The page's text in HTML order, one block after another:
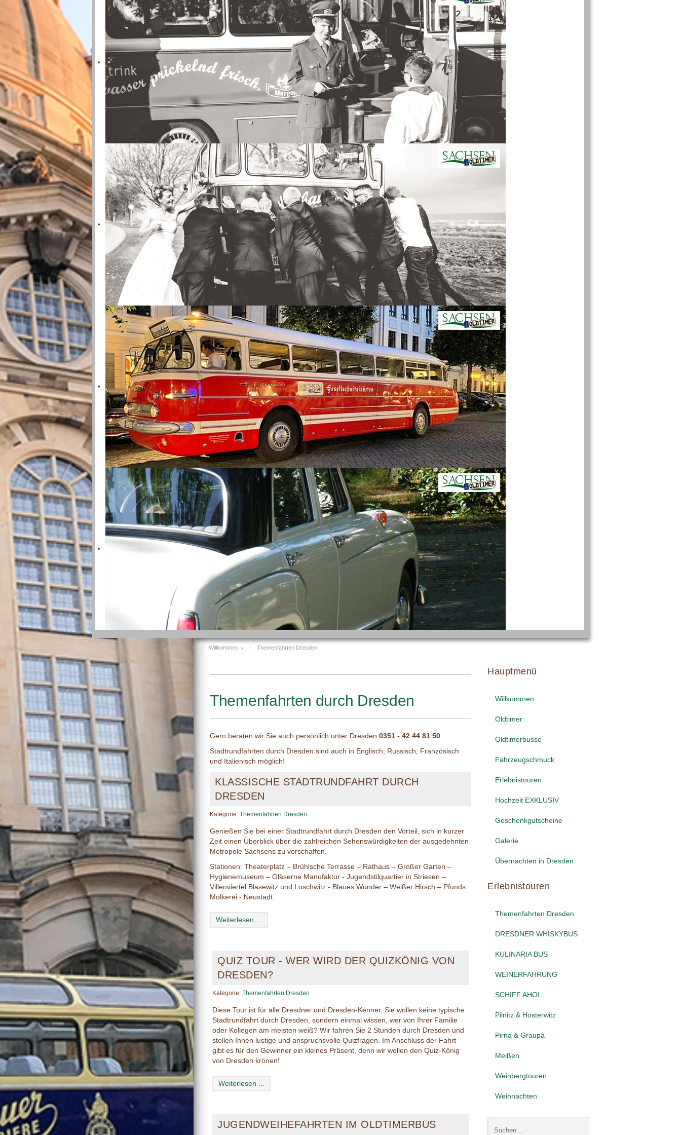
Willkommen Themenfahrten Dresden
Hauptmenü
Willkommen
Oldtimer
Oldtimerbusse
Fahrzeugschmuck
Erlebnistouren
Hochzeit EXKLUSIV
Geschenkgutscheine
Galerie
Übernachten in Dresden
Erlebnistouren
Themenfahrten Dresden
DRESDNER WHISKYBUS
KULINARIA BUS
WEINERFAHRUNG
SCHIFF AHOI
Pilnitz & Hosterwitz
Pirna & Graupa
Meißen
Weinbergtouren
Weihnachten
Themenfahrten durch Dresden
Gern beraten wir Sie auch persönlich unter Dresden 0351 - 42 44 81 50.
Stadtrundfahrten durch Dresden sind auch in Englisch, Russisch, Französisch
und Italienisch möglich!
KLASSISCHE STADTRUNDFAHRT DURCH
DRESDEN
Kategorie: Themenfahrten Dresden
Genießen Sie bei einer Stadtrundfahrt durch Dresden den Vorteil, sich in kurzer
Zeit einen Überblick über die zahlreichen Sehenswürdigkeiten der ausgedehnten
Metropole Sachsens zu verschaffen.
Stationen: Theaterplatz – Brühlsche Terrasse – Rathaus – Großer Garten –
Hygienemuseum – Gläserne Manufaktur - Jugendstilquartier in Striesen –
Villenviertel Blasewitz und Loschwitz - Blaues Wunder – Weißer Hirsch – Pfunds
Molkerei - Neustadt.
Weiterlesen ...
QUIZ TOUR - WER WIRD DER QUIZKÖNIG VON
DRESDEN?
Kategorie: Themenfahrten Dresden
Diese Tour ist für alle Dresdner und Dresden-Kenner. Sie wollen keine typische
Stadtrundfahrt durch Dresden, sondern einmal wissen, wer von Ihrer Familie
oder Kollegen am meisten weiß? Wir fahren Sie 2 Stunden durch Dresden und
stellen Ihnen lustige und anspruchsvolle Quizfragen. Im Anschluss der Fahrt
gibt es für den Gewinner ein kleines Präsent, denn wir wollen den Quiz-König
von Dresden krönen!
Weiterlesen ...
JUGENDWEIHEFAHRTEN IM OLDTIMERBUS